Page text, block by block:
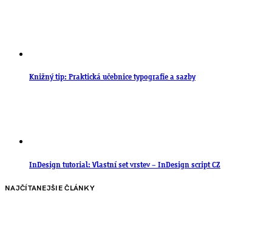
Knižný tip: Praktická učebnice typografie a sazby
InDesign tutorial: Vlastní set vrstev – InDesign script CZ
NAJČÍTANEJŠIE ČLÁNKY